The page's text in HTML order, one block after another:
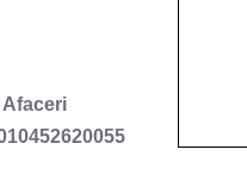
Afaceri